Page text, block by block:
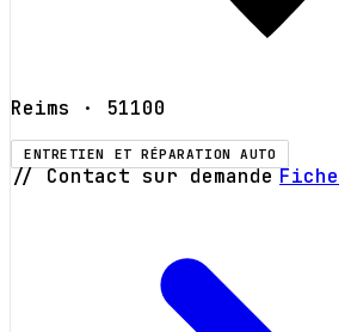
Reims · 51100
ENTRETIEN ET RÉPARATION AUTO
// Contact sur demande Fiche